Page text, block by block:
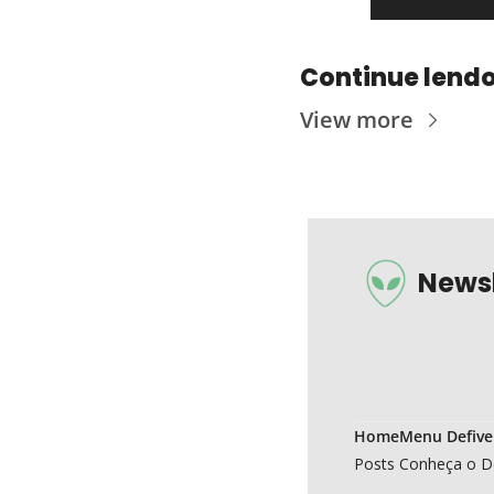
Continue
View more
Home
Posts
Menu
Conheça o